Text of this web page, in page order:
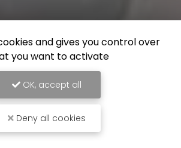
and gives you control over
you want to activate
OK, accept all
Deny all cookies